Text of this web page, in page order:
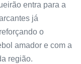
entra para a
já
o
amador e com a
região.